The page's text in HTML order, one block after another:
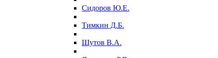
Сидоров Ю.Е.
Тимкин Д.Б.
Шутов В.А.